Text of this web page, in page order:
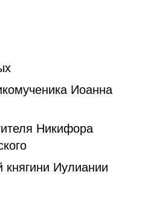
Иоанна
Никифора
Иулиании